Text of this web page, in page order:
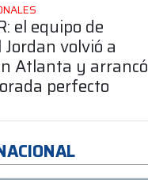
el equipo de
volvió a
Atlanta y arrancó
perfecto